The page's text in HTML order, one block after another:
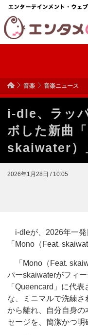
音楽 音楽ニュース
i-dle、ラッ
ボした新曲
skaiwater）
2026年1月28日 / 10:05
i-dleが、2026年一発
「Mono（Feat.
「Mono（Feat.
パーskaiwaterがフィ
「Queencard」に代
な、ミニマルで洗練
から離れ、自分自身の
セージを、簡潔かつ明